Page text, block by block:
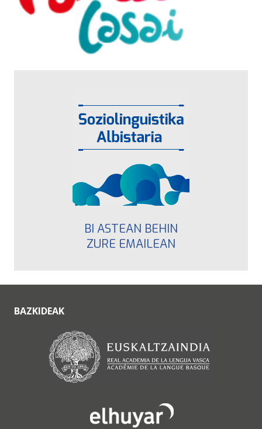
BI ASTEAN BEHIN
ZURE EMAILEAN
BAZKIDEAK